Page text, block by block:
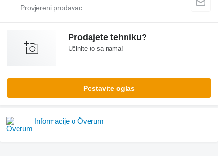
Prodajete tehniku?
Učinite to sa nama!
Postavite oglas
Informacije o Överum